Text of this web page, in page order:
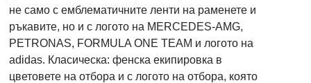
не само с емблематичните ленти на раменете и
ръкавите, но и с логото на MERCEDES-AMG,
PETRONAS, FORMULA ONE TEAM и логото на
adidas. Класическа: фенска екипировка в
цветовете на отбора и с логото на отбора, която